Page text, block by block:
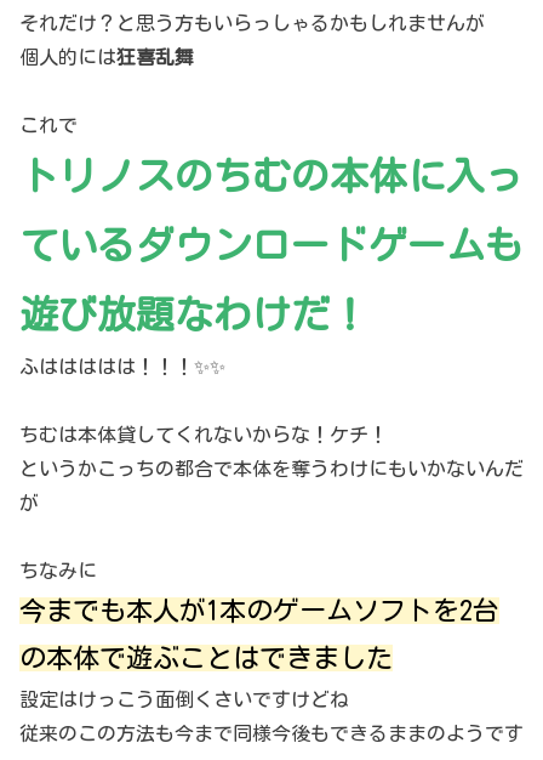
それだけ？と思う方もいらっしゃるかもしれませんが
個人的には狂喜乱舞
これで
トリノスのちむの本体に入っ
ているダウンロードゲームも
遊び放題なわけだ！
ふははははは！！！✨✨
ちむは本体貸してくれないからな！ケチ！
というかこっちの都合で本体を奪うわけにもいかないんだ
が
ちなみに
今までも本人が1本のゲームソフトを2台
の本体で遊ぶことはできました
設定はけっこう面倒くさいですけどね
従来のこの方法も今まで同様今後もできるままのようです